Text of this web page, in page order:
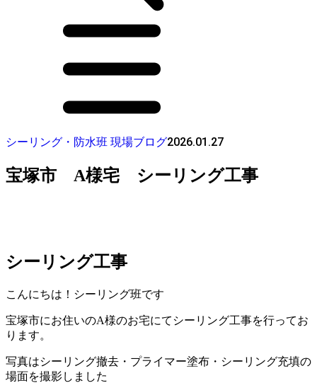
シーリング・防水班 現場ブログ2026.01.27
宝塚市 A様宅 シーリング工事
シーリング工事
こんにちは！シーリング班です
宝塚市にお住いのA様のお宅にてシーリング工事を行ってお
ります。
写真はシーリング撤去・プライマー塗布・シーリング充填の
場面を撮影しました